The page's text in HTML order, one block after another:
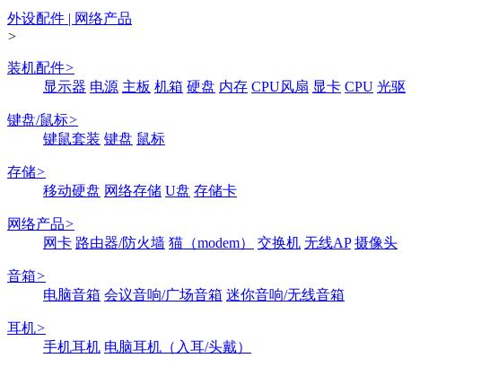
外设配件 | 网络产品
>
装机配件>
显示器 电源 主板 机箱 硬盘 内存 CPU风扇 显卡 CPU 光驱
键盘/鼠标>
键鼠套装 键盘 鼠标
存储>
移动硬盘 网络存储 U盘 存储卡
网络产品>
网卡 路由器/防火墙 猫（modem） 交换机 无线AP 摄像头
音箱>
电脑音箱 会议音响/广场音箱 迷你音响/无线音箱
耳机>
手机耳机 电脑耳机（入耳/头戴）